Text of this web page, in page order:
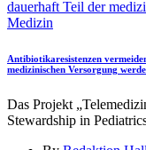
Medizin
Antibiotikaresistenzen
medizinischen Versorgung
Das Projekt
Stewardship in